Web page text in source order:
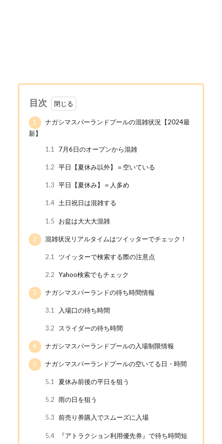
目次
1
ナガシマスパーランドプールの混雑状況【2024最
新】
1.1
7月6日のオープンから混雑
1.2 平日【夏休み以外】＝空いている
1.3 平日【夏休み】＝人多め
1.4 土日祝日は混雑する
1.5 お盆は大大大混雑
2 混雑状況リアルタイムはツイッターでチェック！
2.1 ツイッターで検索する際の注意点
2.2 Yahoo検索でもチェック
3 ナガシマスパーランドの待ち時間情報
3.1 入場口の待ち時間
3.2 スライダーの待ち時間
4 ナガシマスパーランドプールの入場制限情報
5 ナガシマスパーランドプールの空いてる日・時間
5.1 夏休み前後の平日を狙う
5.2 雨の日を狙う
5.3 前売り券購入でスムーズに入場
5.4
『アトラクション利用優先券』で待ち時間短